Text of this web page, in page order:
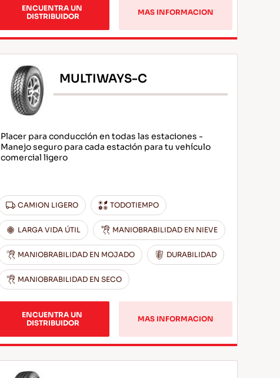
ENCUENTRA UN
DISTRIBUIDOR
MAS INFORMACION
MULTIWAYS-C
Placer para conducción en todas las estaciones -
Manejo seguro para cada estación para tu vehículo
comercial ligero
CAMION LIGERO TODOTIEMPO
LARGA VIDA ÚTIL MANIOBRABILIDAD EN NIEVE
MANIOBRABILIDAD EN MOJADO DURABILIDAD
MANIOBRABILIDAD EN SECO
ENCUENTRA UN
DISTRIBUIDOR
MAS INFORMACION